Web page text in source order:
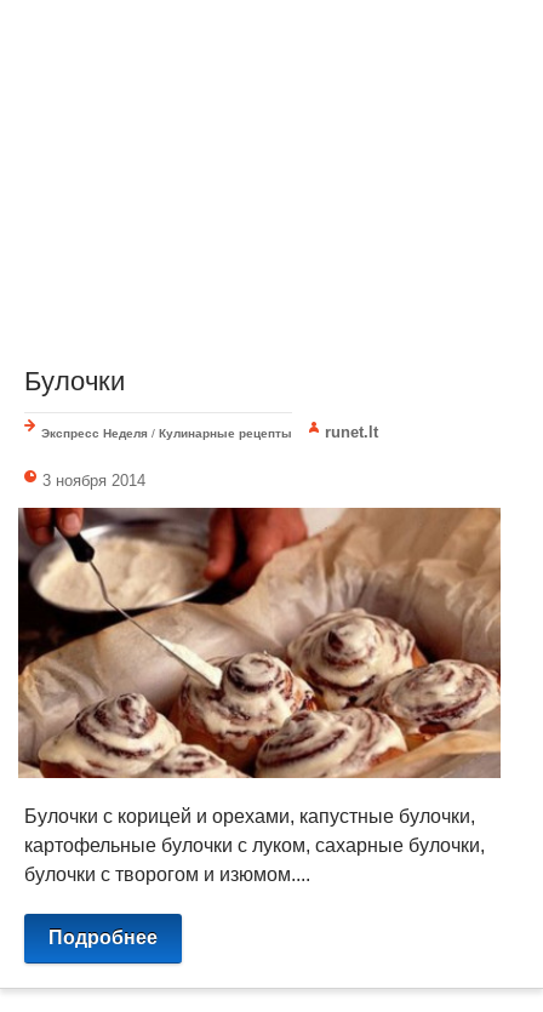
Булочки
Экспресс Неделя / Кулинарные рецепты runet.lt
3 ноября 2014
Булочки с корицей и орехами, капустные булочки,
картофельные булочки с луком, сахарные булочки,
булочки с творогом и изюмом....
Подробнее